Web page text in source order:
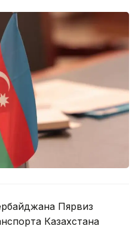
Пярвиз
Казахстана